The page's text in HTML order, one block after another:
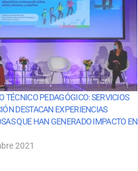
TÉCNICO PEDAGÓGICO: SERVICIOS
DESTACAN EXPERIENCIAS
QUE HAN GENERADO IMPACTO EN
2021